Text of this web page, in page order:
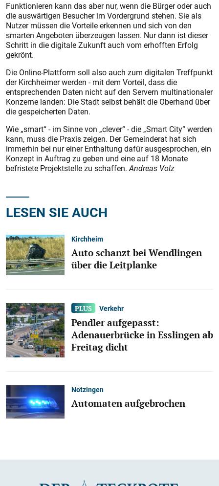
Funktionieren kann das aber nur, wenn die Bürger oder auch
die auswärtigen Besucher im Vordergrund stehen. Sie als
Nutzer müssen die Vorteile erkennen und sich von den
smarten Angeboten überzeugen lassen. Nur dann ist dieser
Schritt in die digitale Zukunft auch vom erhofften Erfolg
gekrönt.
Die Online-Plattform soll also auch zum digitalen Treffpunkt
der Kirchheimer werden - mit dem Vorteil, dass die
entsprechenden Daten nicht auf den Servern multinationaler
Konzerne landen: Die Stadt selbst behält die Oberhand über
die gespeicherten Daten.
Wie „smart“ - im Sinne von „clever“ - die „Smart City“ werden
kann, muss die Praxis zeigen. Der Gemeinderat hat sich
immerhin bei nur einer Enthaltung dafür ausgesprochen, ein
Konzept in Auftrag zu geben und eine auf 18 Monate
befristete Projektstelle zu schaffen.Andreas Volz
LESEN SIE AUCH
Kirchheim
Auto schanzt bei Wendlingen
über die Leitplanke
Verkehr
Pendler aufgepasst:
Adenauerbrücke in Esslingen ab
Freitag dicht
Notzingen
Automaten aufgebrochen